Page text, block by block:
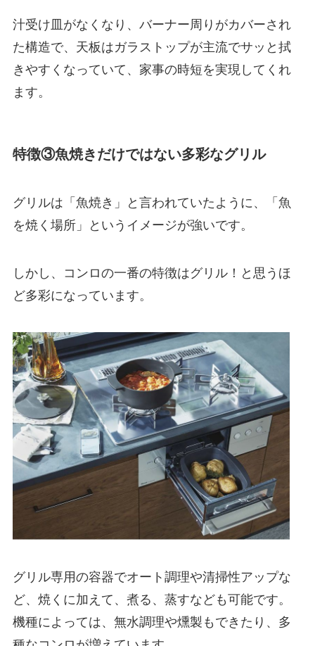
汁受け皿がなくなり、バーナー周りがカバーされ
た構造で、天板はガラストップが主流でサッと拭
きやすくなっていて、家事の時短を実現してくれ
ます。
特徴③魚焼きだけではない多彩なグリル
グリルは「魚焼き」と言われていたように、「魚
を焼く場所」というイメージが強いです。
しかし、コンロの一番の特徴はグリル！と思うほ
ど多彩になっています。
グリル専用の容器でオート調理や清掃性アップな
ど、焼くに加えて、煮る、蒸すなども可能です。
機種によっては、無水調理や燻製もできたり、多